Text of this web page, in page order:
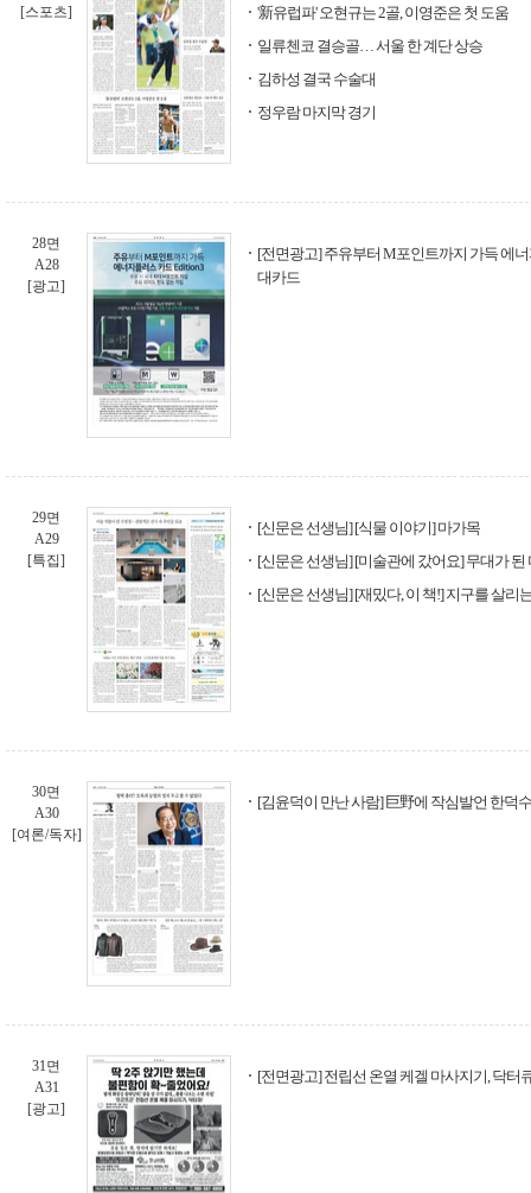
[스포츠]
'新유럽파' 오현규는 2골, 이영준은 첫 도움
일류첸코 결승골… 서울 한 계단 상승
김하성 결국 수술대
정우람 마지막 경기
28면
A28
[광고]
[전면광고] 주유부터 M포인트까지 가득 에너
대카드
29면
A29
[특집]
[신문은 선생님] [식물 이야기] 마가목
[신문은 선생님] [미술관에 갔어요] 무대가 된
[신문은 선생님] [재밌다, 이 책!] 지구를 살리
30면
A30
[여론/독자]
[김윤덕이 만난 사람] 巨野에 작심발언 한덕
31면
A31
[광고]
[전면광고] 전립선 온열 케겔 마사지기, 닥터